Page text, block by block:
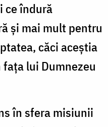
ce îndură
şi mai mult pentru
căci aceştia
lui Dumnezeu
în sfera misiunii